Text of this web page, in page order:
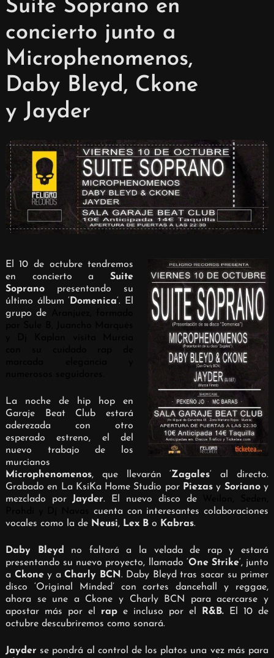
Suite Soprano en
concierto junto a
Microphenomenos,
Daby Bleyd, Ckone
y Jayder
El 10 de octubre tendremos
en concierto aSuite
Sopranopresentando su
último álbum ‘Domenica‘. El
grupo de
La noche de hip hop en
Garaje Beat Club estará
aderezada con otro
esperado estreno, el del
nuevo trabajo de los
murcianos
Microphenomenos, que llevarán ‘Zagales‘ al directo.
Grabado en La KsiKa Home Studio por Piezas y Sorianoy
mezclado porJayder. El nuevo disco de
cuenta con interesantes colaboraciones
vocales como la de Neusi, Lex Bo Kabras.
Daby Bleyd no faltará a la velada de rap y estará
presentando su nuevo proyecto, llamado ‘One Strike‘, junto
a Ckoney aCharly BCN. Daby Bleyd tras sacar su primer
disco ‘Original Minded’ con cortes dancehall y reggae,
ahora se une a Ckone y Charly BCN para acercarse y
apostar más por el rape incluso por el R&B. El 10 de
octubre descubriremos como sonará.
Jayder se pondrá al control de los platos una vez más para